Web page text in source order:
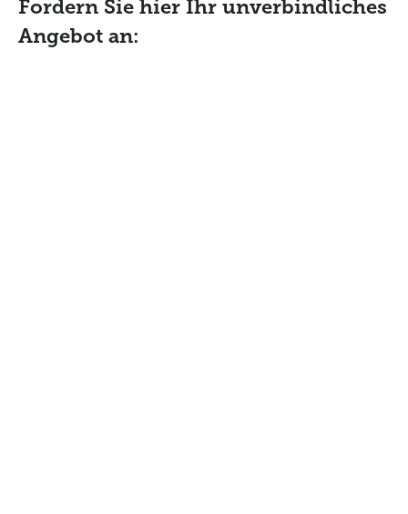
Fordern Sie hier Ihr unverbindliches
Angebot an: